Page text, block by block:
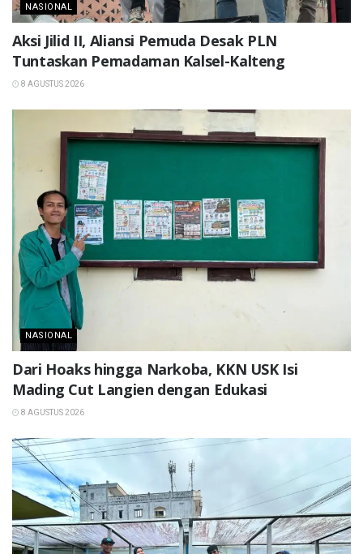
NASIONAL
Aksi Jilid II, Aliansi Pemuda Desak PLN
Tuntaskan Pemadaman Kalsel-Kalteng
8 AGUSTUS 2026
NASIONAL
Dari Hoaks hingga Narkoba, KKN USK Isi
Mading Cut Langien dengan Edukasi
8 AGUSTUS 2026